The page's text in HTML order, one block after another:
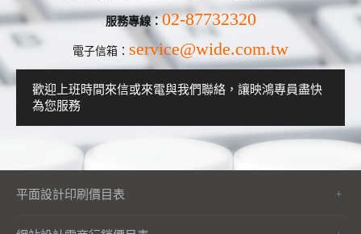
服務專線： 02-87732320
電子信箱： service@wide.com.tw
歡迎上班時間來信或來電與我們聯絡，讓映鴻專員盡快
為您服務
平面設計印刷價目表